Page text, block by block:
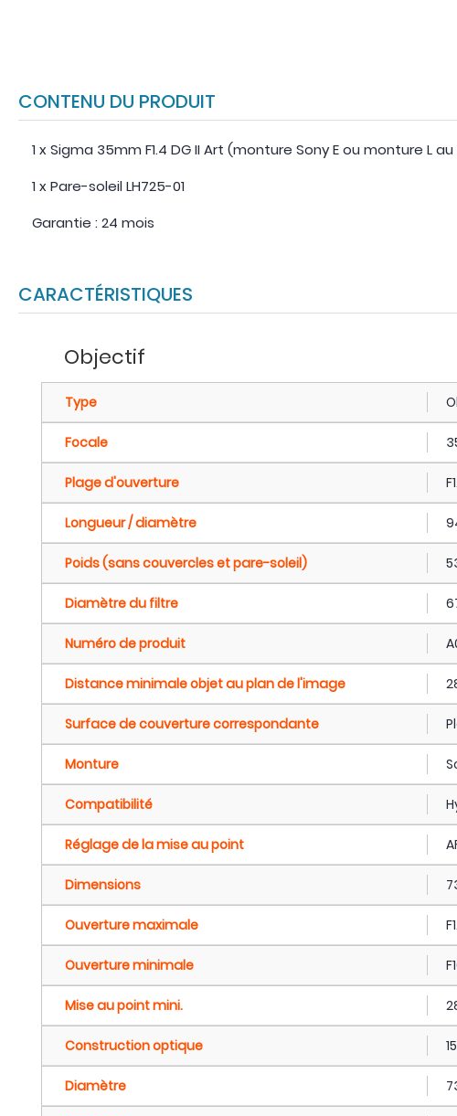
CONTENU DU PRODUIT
1 x Sigma 35mm F1.4 DG II Art (monture Sony E ou monture L
1 x Pare-soleil LH725-01
Garantie : 24 mois
CARACTÉRISTIQUES
Objectif
Type
Focale
Plage d'ouverture
Longueur / diamètre
Poids (sans couvercles et pare-soleil)
Diamètre du filtre
Numéro de produit
Distance minimale objet au plan de l'image
Surface de couverture correspondante
Monture
Compatibilité
Réglage de la mise au point
Dimensions
Ouverture maximale
Ouverture minimale
Mise au point mini.
Construction optique
Diamètre